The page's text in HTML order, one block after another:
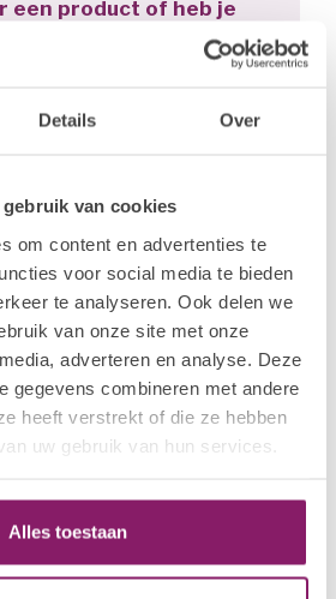
Details Over
van cookies
om content en advertenties te
voor social media te bieden
te analyseren. Ook delen we
van onze site met onze
adverteren en analyse. Deze
gegevens combineren met andere
heeft verstrekt of die ze hebben
uw gebruik van hun services.
Alles toestaan
helemaal nat. Verdeel het
voorzichtig over de gehele
60 sec. LED / 120 sec. UV licht.
met de I.Am UV Cleanser.
af met I.Am Soak Off No-
74160, CI 77266, CI 77491, CI 77492,
een product of heb je
Translucent Pink
€26,02
€20,82
Dark Pink